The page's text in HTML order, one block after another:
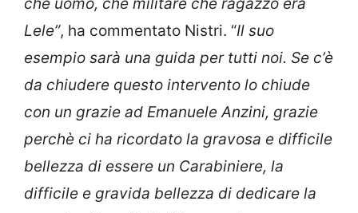
Lele”, ha commentato Nistri. “Il suo
esempio sarà una guida per tutti noi. Se c’è
da chiudere questo intervento lo chiude
con un grazie ad Emanuele Anzini, grazie
perchè ci ha ricordato la gravosa e difficile
bellezza di essere un Carabiniere, la
difficile e gravida bellezza di dedicare la